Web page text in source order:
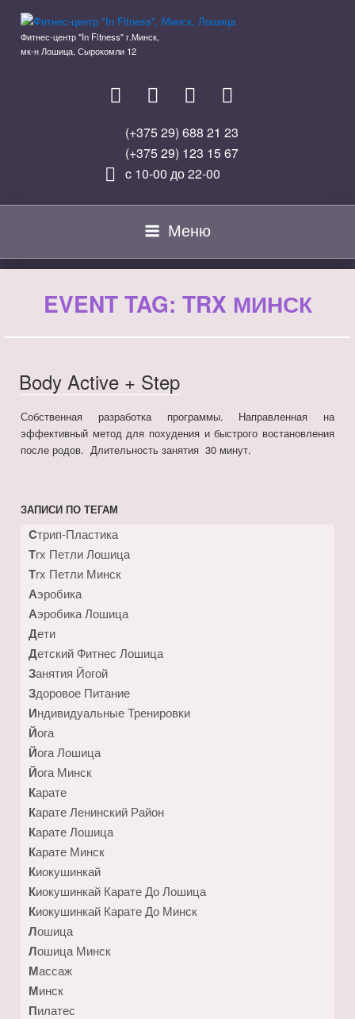
содержимому
Фитнес-центр "In Fitness" г.Минск,
мк-н Лошица, Сырокомли 12
(+375 29) 688 21 23
(+375 29) 123 15 67
c 10-00 до 22-00
Меню
EVENT TAG: TRX МИНСК
Body Active + Step
Собственная разработка программы. Направленная на
эффективный метод для похудения и быстрого востановления
после родов. Длительность занятия 30 минут.
ЗАПИСИ ПО ТЕГАМ
Cтрип-Пластика
Trx Петли Лошица
Trx Петли Минск
Аэробика
Аэробика Лошица
Дети
Детский Фитнес Лошица
Занятия Йогой
Здоровое Питание
Индивидуальные Тренировки
Йога
Йога Лошица
Йога Минск
Карате
Карате Ленинский Район
Карате Лошица
Карате Минск
Киокушинкай
Киокушинкай Карате До Лошица
Киокушинкай Карате До Минск
Лошица
Лошица Минск
Массаж
Минск
Пилатес